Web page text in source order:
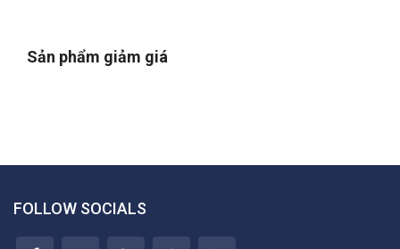
Sản phẩm giảm giá
FOLLOW SOCIALS